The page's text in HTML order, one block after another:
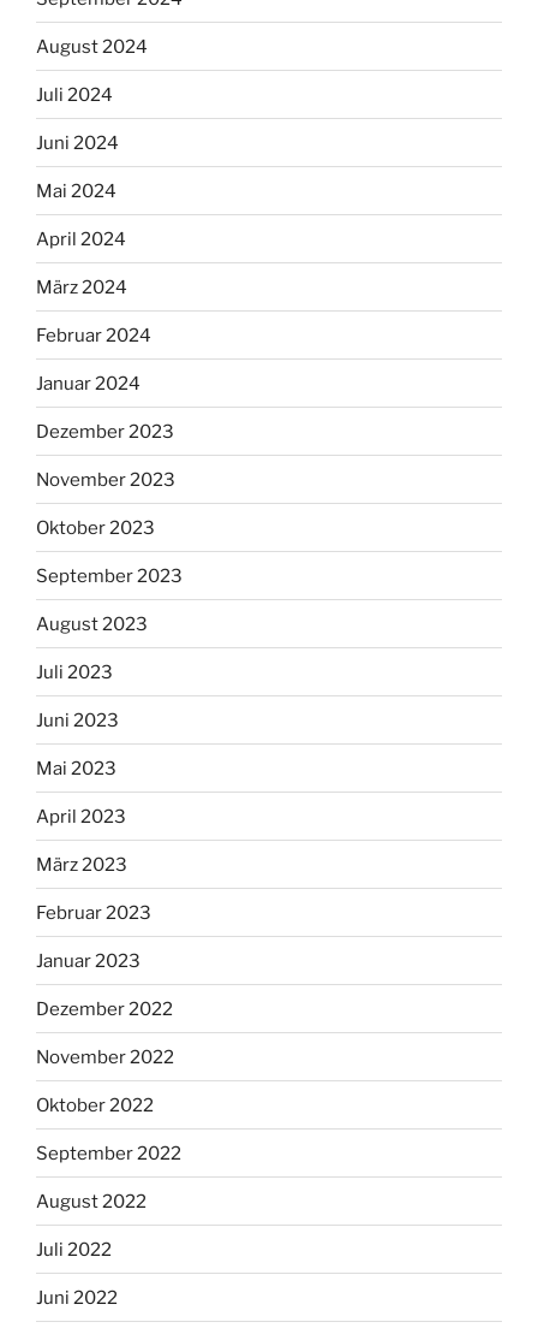
August 2024
Juli 2024
Juni 2024
Mai 2024
April 2024
März 2024
Februar 2024
Januar 2024
Dezember 2023
November 2023
Oktober 2023
September 2023
August 2023
Juli 2023
Juni 2023
Mai 2023
April 2023
März 2023
Februar 2023
Januar 2023
Dezember 2022
November 2022
Oktober 2022
September 2022
August 2022
Juli 2022
Juni 2022